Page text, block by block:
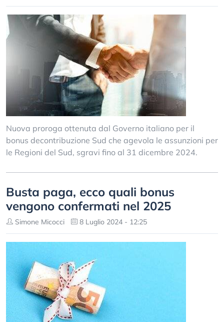
Nuova proroga ottenuta dal Governo italiano per il
bonus decontribuzione Sud che agevola le assunzioni per
le Regioni del Sud, sgravi fino al 31 dicembre 2024.
Busta paga, ecco quali bonus
vengono confermati nel 2025
Simone Micocci 8 Luglio 2024 - 12:25